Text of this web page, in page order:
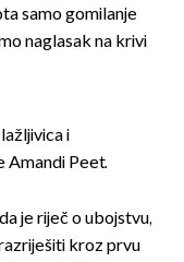
samo gomilanje
naglasak na krivi
i
Amandi Peet.
je riječ o ubojstvu,
kroz prvu